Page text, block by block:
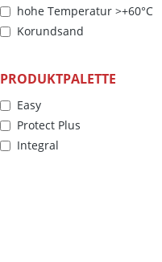
hohe Temperatur >+60°C
Korundsand
niedrige Temperatur <+5°C
Schmierstoffe
Silikonfrei
Späne
PRODUKTPALETTE
Easy
Protect Plus
Integral